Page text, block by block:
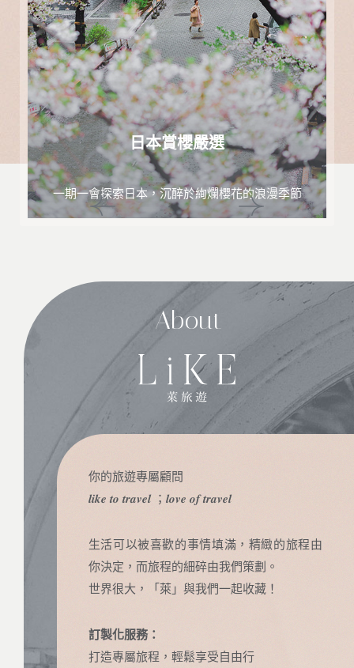
日本賞櫻嚴選
一期一會探索日本，沉醉於絢爛櫻花的浪漫季節
About
你的旅遊專屬顧問
𝒍𝒊𝒌𝒆 𝒕𝒐 𝒕𝒓𝒂𝒗𝒆𝒍 ；𝒍𝒐𝒗𝒆 𝒐𝒇 𝒕𝒓𝒂𝒗𝒆𝒍
生活可以被喜歡的事情填滿，精緻的旅程由
你決定，而旅程的細碎由我們策劃。
世界很大，「萊」與我們一起收藏！
訂製化服務：
打造專屬旅程，輕鬆享受自由行